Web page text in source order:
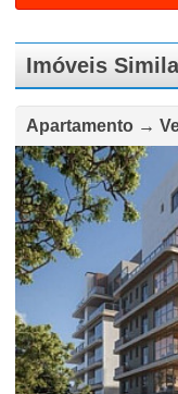
Imóveis
Apartamento →